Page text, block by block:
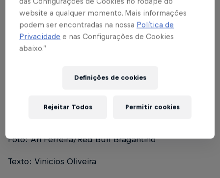
Escrito por Vinicios Oliveira
3 min de leitura
17.07.2022 · 18:57 UTC
América-MG 0 x 3 Red Bull Bragantino
Foto: Ari Ferreira/Red Bull Bragantino
Texto: Vinicios Oliveira
website a qualquer momento. Mais informações
podem ser encontradas na nossa Política de
Privacidade e nas Configurações de Cookies
abaixo.”
Definições de cookies
Rejeitar Todos Permitir cookies